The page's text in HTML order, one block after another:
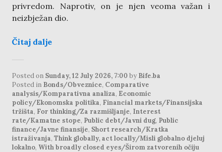
privredom. Naprotiv, on je njen veoma važan i
neizbježan dio.
Čitaj dalje
Posted on Sunday, 12 July 2026, 7:00 by Bife.ba
Posted in Bonds/Obveznice, Comparative
analysis/Komparativna analiza, Economic
policy/Ekonomska politika, Financial markets/Finansijska
tržišta, For thinking/Za razmišljanje, Interest
rate/Kamatne stope, Public debt/Javni dug, Public
finance/Javne finansije, Short research/Kratka
istraživanja, Think globally, act locally/Misli globalno djeluj
lokalno, With broadly closed eyes/Širom zatvorenih očiju